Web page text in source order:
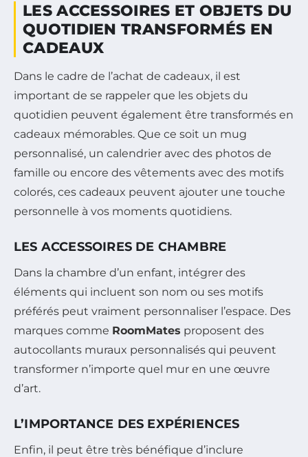
LES ACCESSOIRES ET OBJETS DU
QUOTIDIEN TRANSFORMÉS EN
CADEAUX
Dans le cadre de l’achat de cadeaux, il est
important de se rappeler que les objets du
quotidien peuvent également être transformés en
cadeaux mémorables. Que ce soit un mug
personnalisé, un calendrier avec des photos de
famille ou encore des vêtements avec des motifs
colorés, ces cadeaux peuvent ajouter une touche
personnelle à vos moments quotidiens.
LES ACCESSOIRES DE CHAMBRE
Dans la chambre d’un enfant, intégrer des
éléments qui incluent son nom ou ses motifs
préférés peut vraiment personnaliser l’espace. Des
marques comme RoomMates proposent des
autocollants muraux personnalisés qui peuvent
transformer n’importe quel mur en une œuvre
d’art.
L’IMPORTANCE DES EXPÉRIENCES
Enfin, il peut être très bénéfique d’inclure